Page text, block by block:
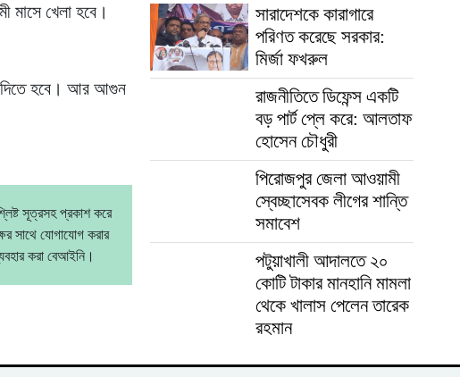
মাসে খেলা হবে।
দিতে হবে। আর আগুন
সূত্রসহ প্রকাশ করে
সাথে যোগাযোগ করার
করা বেআইনি।
সারাদেশকে কারাগারে
পরিণত করেছে সরকার:
মির্জা ফখরুল
রাজনীতিতে ডিফেন্স একটি
বড় পার্ট প্লে করে: আলতাফ
হোসেন চৌধুরী
পিরোজপুর জেলা আওয়ামী
স্বেচ্ছাসেবক লীগের শান্তি
সমাবেশ
পটুয়াখালী আদালতে ২০
কোটি টাকার মানহানি মামলা
থেকে খালাস পেলেন তারেক
রহমান